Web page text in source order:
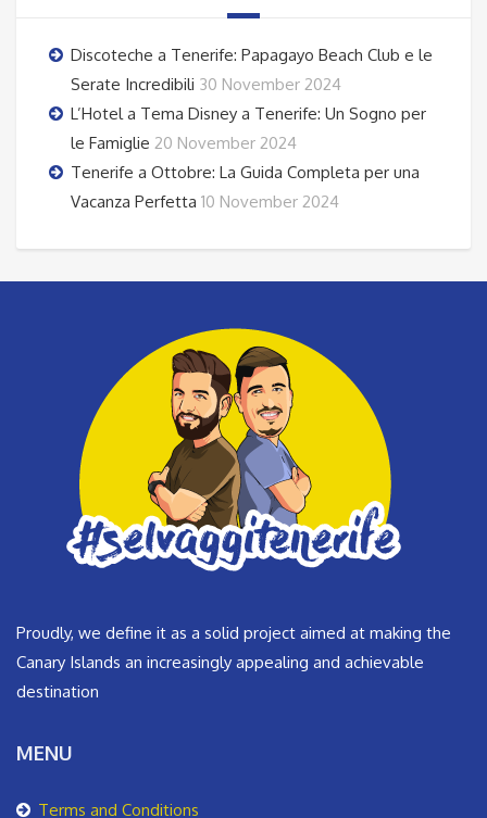
Discoteche a Tenerife: Papagayo Beach Club e le
Serate Incredibili 30 November 2024
L’Hotel a Tema Disney a Tenerife: Un Sogno per
le Famiglie 20 November 2024
Tenerife a Ottobre: La Guida Completa per una
Vacanza Perfetta 10 November 2024
Proudly, we define it as a solid project aimed at making the
Canary Islands an increasingly appealing and achievable
destination
MENU
Terms and Conditions